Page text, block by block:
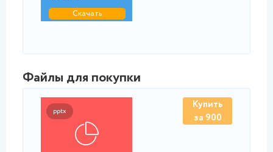
Скачать
Файлы для покупки
pptx
Купить
за 900